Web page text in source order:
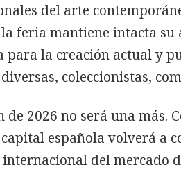
del arte
la feria mantiene intacta
para la creación actual y
coleccionistas,
de 2026 no será una más.
española volverá a
del mercado